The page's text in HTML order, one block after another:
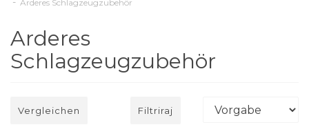
Arderes Schlagzeugzubehör
Arderes
Schlagzeugzubehör
Vergleichen Filtriraj